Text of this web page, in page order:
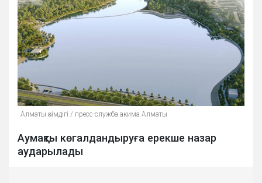
Алматы әкімдігі / пресс-служба акима Алматы
Аумақты көгалдандыруға ерекше назар
аударылады